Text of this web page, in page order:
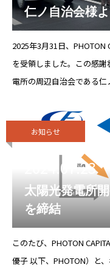
仁ノ自治会様
2025年3月31日、PHOTON
を受領しました。この感謝
電所の周辺自治会である
お知らせ
2024.07.23
太陽光発電所
を締結
このたび、PHOTON
優子 以下、PHOTON）と